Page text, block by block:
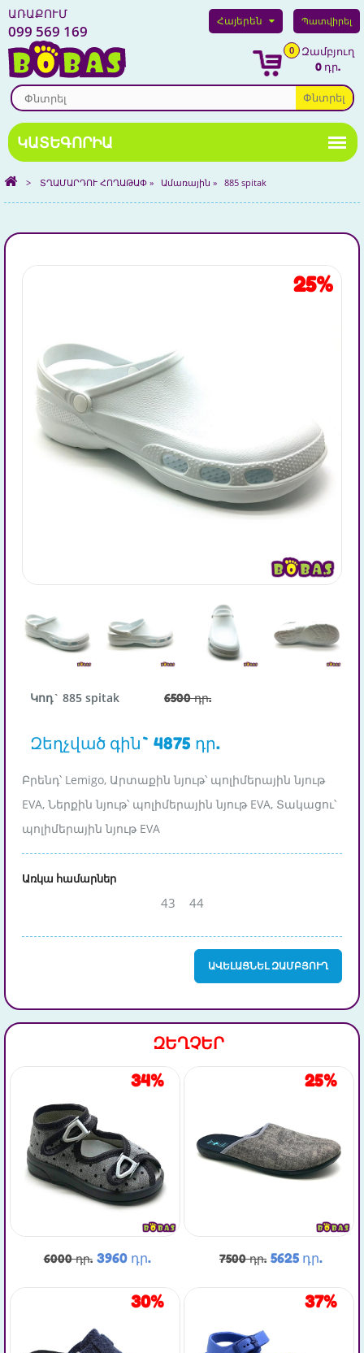
ԱՌԱՔՈՒՄ
099 569 169
Հայերեն Պատվիրել
Փնտրել
0
Զամբյուղ
0 դր.
> ՏՂԱՄԱՐԴՈՒ ՀՈՂԱԹԱՓ » Ամառային » 885 spitak
25%
Կոդ` 885 spitak 6500 դր.
Զեղչված գին` 4875 դր.
Բրենդ՝ Lemigo, Արտաքին նյութ՝ պոլիմերային նյութ
EVA, Ներքին նյութ՝ պոլիմերային նյութ EVA, Տակացու՝
պոլիմերային նյութ EVA
Առկա համարներ
43 44
ԱՎԵԼԱՑՆԵԼ ԶԱՄԲՅՈՒՂ
ԶԵՂՉԵՐ
34%
3960 դր.
6000 դր.
30%
25%
5625 դր.
7500 դր.
37%